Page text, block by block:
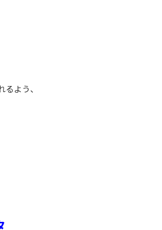
よう、